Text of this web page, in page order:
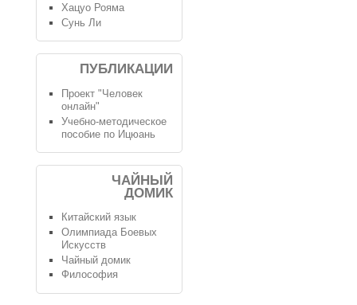
Хацуо Рояма
Сунь Ли
ПУБЛИКАЦИИ
Проект "Человек
онлайн"
Учебно-методическое
пособие по Ицюань
ЧАЙНЫЙ
ДОМИК
Китайский язык
Олимпиада Боевых
Искусств
Чайный домик
Философия